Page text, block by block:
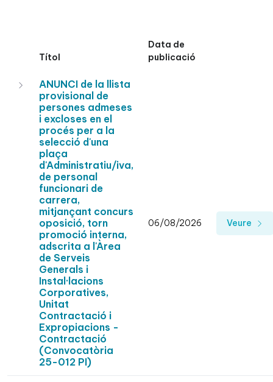
Títol
Data de
publicació
ANUNCI de la llista
provisional de
persones admeses
i excloses en el
procés per a la
selecció d'una
plaça
d'Administratiu/iva,
de personal
funcionari de
carrera,
mitjançant concurs
oposició, torn
promoció interna,
adscrita a l'Àrea
de Serveis
Generals i
Instal·lacions
Corporatives,
Unitat
Contractació i
Expropiacions -
Contractació
(Convocatòria
25-012 PI)
06/08/2026 Veure